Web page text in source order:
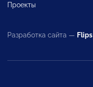
Проекты
Разработка сайта — Flips